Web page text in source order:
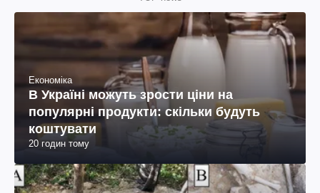
Економіка
В Україні можуть зрости ціни на
популярні продукти: скільки будуть
коштувати
20 годин тому